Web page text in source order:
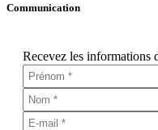
Communication
Recevez les informations